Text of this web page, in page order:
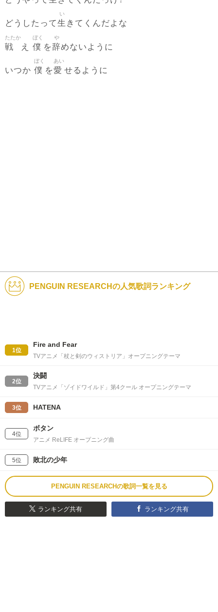
どうしたって生
い
きてくんだよな
戦
たたか
え 僕
ぼく
を辞
や
めないように
いつか 僕
ぼく
を愛
あい
せるように
PENGUIN RESEARCHの人気歌詞ランキング
1位
Fire and Fear
TVアニメ「杖と剣のウィストリア」オープニングテーマ
2位
決闘
TVアニメ「ゾイドワイルド」第4クール オープニングテーマ
3位 HATENA
4位
ボタン
アニメ ReLIFE オープニング曲
5位 敗北の少年
PENGUIN RESEARCHの歌詞一覧を見る
ランキング共有 ランキング共有